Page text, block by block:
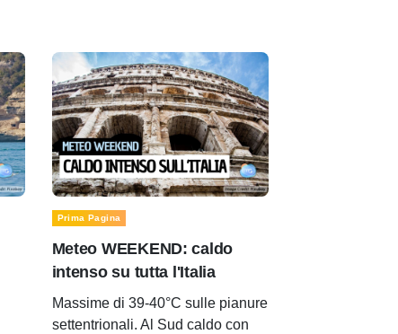
Prima Pagina
Meteo WEEKEND: caldo
intenso su tutta l'Italia
Massime di 39-40°C sulle pianure
settentrionali. Al Sud caldo con